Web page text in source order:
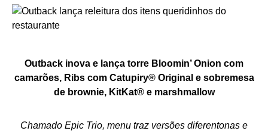
Outback inova e lança torre Bloomin’ Onion com
camarões, Ribs com Catupiry® Original e sobremesa
de brownie, KitKat® e marshmallow
Chamado Epic Trio, menu traz versões diferentonas e